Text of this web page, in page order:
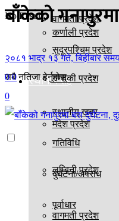
वागमती प्रदेश
सुदूरपश्चिम प्रदेश
स्थानीय तह
स्थानीय खबर
गतिविधि
दुर्घटना/अपराध
पूर्वाधार
कर्णाली प्रदेश
गण्डकी प्रदेश
मदेश प्रदेश
लुम्बिनी प्रदेश
वागमती प्रदेश
No Result
सबै नतिजा हेर्नुहोस्
बाँकेको
२०८१ भाद्र १३ गते, बिहीबार
0 0
0